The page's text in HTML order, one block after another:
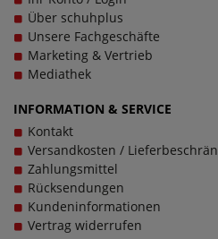
Über schuhplus
Unsere Fachgeschäfte
Marketing & Vertrieb
Mediathek
INFORMATION & SERVICE
Kontakt
Versandkosten /
Zahlungsmittel
Rücksendungen
Kundeninformationen
Vertrag widerrufen